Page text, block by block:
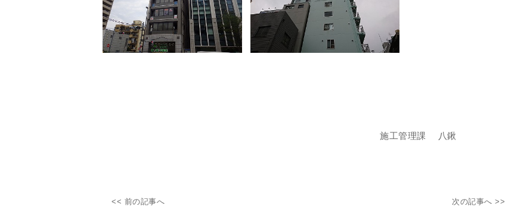
施工管理課 八鍬
<< 前の記事へ 次の記事へ >>